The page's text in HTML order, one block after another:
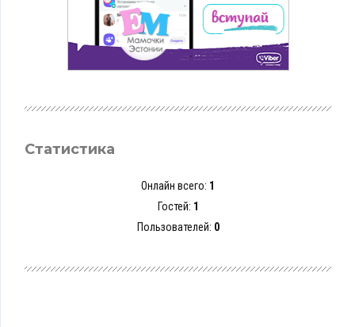
Статистика
Онлайн всего: 1
Гостей: 1
Пользователей: 0